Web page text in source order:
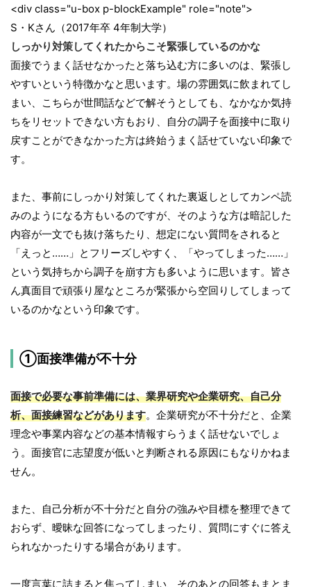
<div class="u-box p-blockExample" role="note">
S・Kさん（2017年卒 4年制大学）
しっかり対策してくれたからこそ緊張しているのかな
面接でうまく話せなかったと落ち込む方に多いのは、緊張し
やすいという特徴かなと思います。場の雰囲気に飲まれてし
まい、こちらが世間話などで解そうとしても、なかなか気持
ちをリセットできない方もおり、自分の調子を面接中に取り
戻すことができなかった方は終始うまく話せていない印象で
す。
また、事前にしっかり対策してくれた裏返しとしてカンペ読
みのようになる方もいるのですが、そのような方は暗記した
内容が一文でも抜け落ちたり、想定にない質問をされると
「えっと……」とフリーズしやすく、「やってしまった……」
という気持ちから調子を崩す方も多いように思います。皆さ
ん真面目で頑張り屋なところが緊張から空回りしてしまって
いるのかなという印象です。
①面接準備が不十分
面接で必要な事前準備には、業界研究や企業研究、自己分
析、面接練習などがあります。企業研究が不十分だと、企業
理念や事業内容などの基本情報すらうまく話せないでしょ
う。面接官に志望度が低いと判断される原因にもなりかねま
せん。
また、自己分析が不十分だと自分の強みや目標を整理できて
おらず、曖昧な回答になってしまったり、質問にすぐに答え
られなかったりする場合があります。
一度言葉に詰まると焦ってしまい、そのあとの回答もまとま